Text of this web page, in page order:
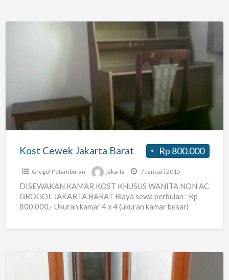
Rp 800.000
Kost Cewek Jakarta Barat
Grogol Petamburan jakarta 7 Januari 2015
DISEWAKAN KAMAR KOST KHUSUS WANITA NON AC
GROGOL JAKARTA BARAT Biaya sewa perbulan : Rp
800.000,- Ukuran kamar 4 x 4 (ukuran kamar besar)